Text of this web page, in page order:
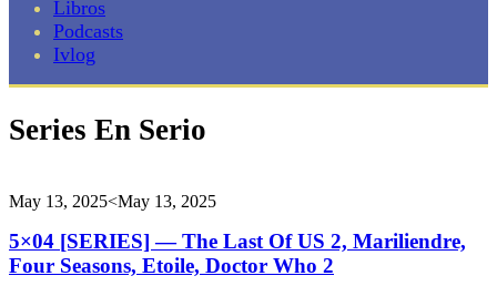
Libros
Podcasts
Ivlog
Series En Serio
May 13, 2025<May 13, 2025
5×04 [SERIES] — The Last Of US 2, Mariliendre,
Four Seasons, Etoile, Doctor Who 2